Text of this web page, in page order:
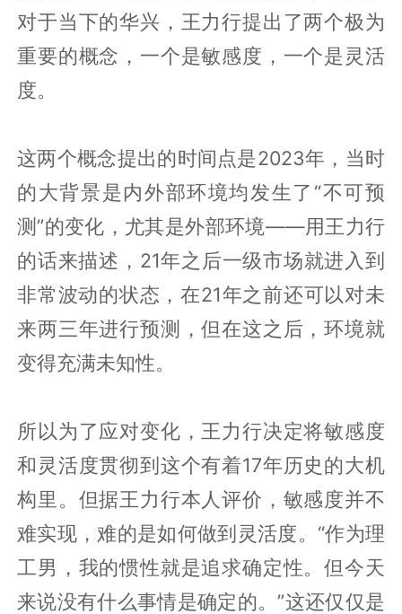
对于当下的华兴，王力行提出了两个极为
重要的概念，一个是敏感度，一个是灵活
度。
这两个概念提出的时间点是2023年，当时
的大背景是内外部环境均发生了“不可预
测”的变化，尤其是外部环境——用王力行
的话来描述，21年之后一级市场就进入到
非常波动的状态，在21年之前还可以对未
来两三年进行预测，但在这之后，环境就
变得充满未知性。
所以为了应对变化，王力行决定将敏感度
和灵活度贯彻到这个有着17年历史的大机
构里。但据王力行本人评价，敏感度并不
难实现，难的是如何做到灵活度。“作为理
工男，我的惯性就是追求确定性。但今天
来说没有什么事情是确定的。”这还仅仅是